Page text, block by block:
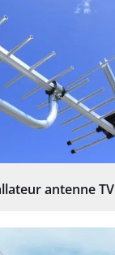
antenne TV